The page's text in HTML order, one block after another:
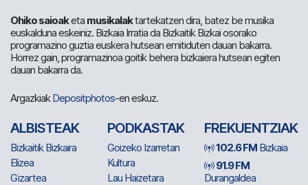
Ohiko saioaketa musikalaktartekatzen dira, batez be musika
euskalduna eskeiniz. Bizkaia Irratia da Bizkaitik Bizkai osorako
programazino guztia euskera hutsean emitiduten dauan bakarra.
Horrez gain, programazinoa goitik behera bizkaiera hutsean egiten
dauan bakarra da.
ArgazkiakDepositphotos-en eskuz.
ALBISTEAK
Bizkaitik Bizkaira
Elizea
Gizartea
PODKASTAK
Goizeko Izarretan
Kultura
Lau Haizetara
FREKUENTZIAK
102.6 FM Bizkaia
91.9 FM
Durangaldea